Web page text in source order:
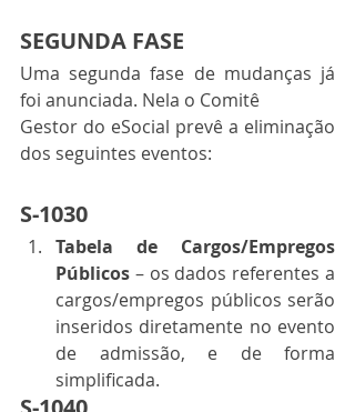
SEGUNDA FASE
Uma segunda fase de mudanças já
foi anunciada. Nela o Comitê
Gestor do eSocial prevê a eliminação
dos seguintes eventos:
S-1030
Tabela de Cargos/Empregos
Públicos – os dados referentes a
cargos/empregos públicos serão
inseridos diretamente no evento
de admissão, e de forma
simplificada.